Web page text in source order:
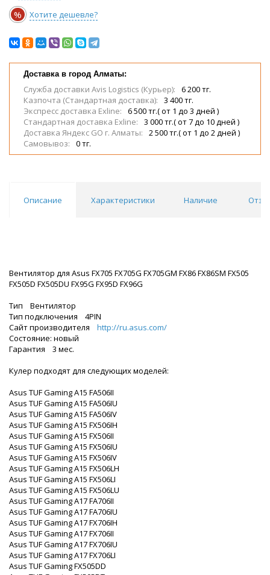
% Хотите дешевле?
Доставка в город Алматы:
Служба доставки Avis Logistics (Курьер):
6 200 тг.
Казпочта (Стандартная доставка):
3 400 тг.
Экспресс доставка Exline:
6 500 тг.( от 1 до 3 дней )
Стандартная доставка Exline:
3 000 тг.( от 7 до 10 дней )
Доставка Яндекс GO г. Алматы:
2 500 тг.( от 1 до 2 дней )
Самовывоз:
0 тг.
Описание Характеристики Наличие
Вентилятор для Asus FX705 FX705G FX705GM FX86 FX86SM FX505
FX505D FX505DU FX95G FX95D FX96G
Тип Вентилятор
Тип подключения 4PIN
Сайт производителя http://ru.asus.com/
Состояние: новый
Гарантия 3 мес.
Кулер подходят для следующих моделей:
Asus TUF Gaming A15 FA506II
Asus TUF Gaming A15 FA506IU
Asus TUF Gaming A15 FA506IV
Asus TUF Gaming A15 FX506IH
Asus TUF Gaming A15 FX506II
Asus TUF Gaming A15 FX506IU
Asus TUF Gaming A15 FX506IV
Asus TUF Gaming A15 FX506LH
Asus TUF Gaming A15 FX506LI
Asus TUF Gaming A15 FX506LU
Asus TUF Gaming A17 FA706II
Asus TUF Gaming A17 FA706IU
Asus TUF Gaming A17 FX706IH
Asus TUF Gaming A17 FX706II
Asus TUF Gaming A17 FX706IU
Asus TUF Gaming A17 FX706LI
Asus TUF Gaming FX505DD